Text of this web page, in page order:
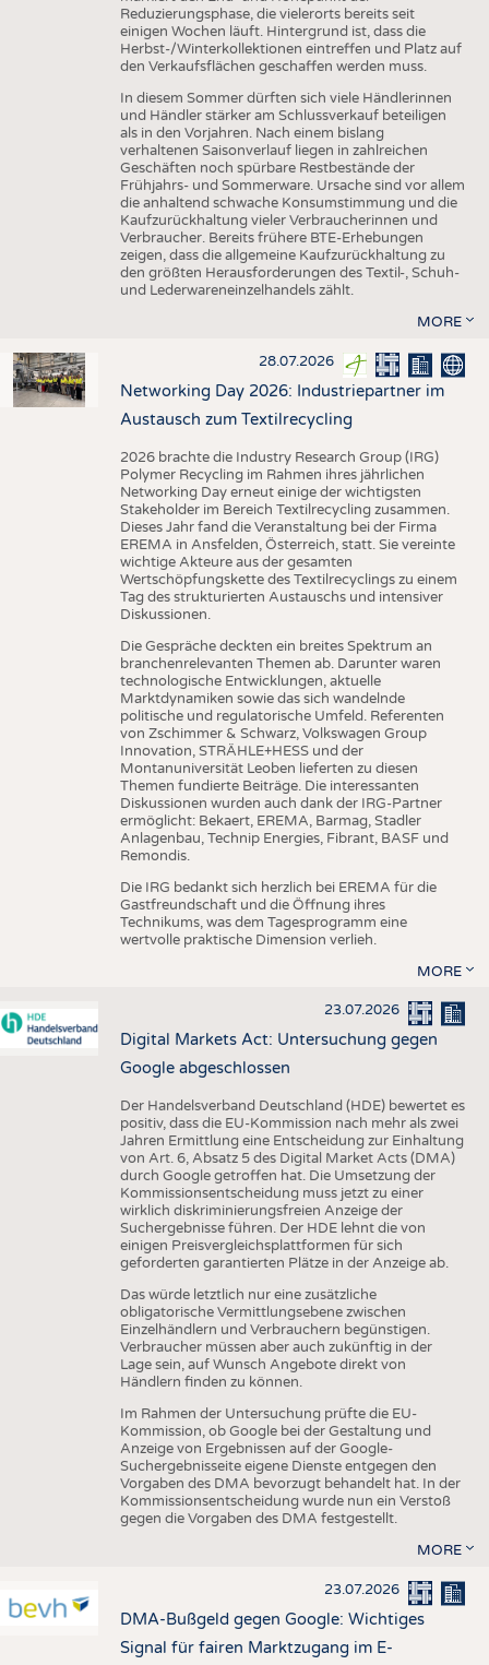
Reduzierungsphase, die vielerorts bereits seit
einigen Wochen läuft. Hintergrund ist, dass die
Herbst-/Winterkollektionen eintreffen und Platz auf
den Verkaufsflächen geschaffen werden muss.
In diesem Sommer dürften sich viele Händlerinnen
und Händler stärker am Schlussverkauf beteiligen
als in den Vorjahren. Nach einem bislang
verhaltenen Saisonverlauf liegen in zahlreichen
Geschäften noch spürbare Restbestände der
Frühjahrs- und Sommerware. Ursache sind vor allem
die anhaltend schwache Konsumstimmung und die
Kaufzurückhaltung vieler Verbraucherinnen und
Verbraucher. Bereits frühere BTE-Erhebungen
zeigen, dass die allgemeine Kaufzurückhaltung zu
den größten Herausforderungen des Textil-, Schuh-
und Lederwareneinzelhandels zählt.
MORE
28.07.2026
Networking Day 2026: Industriepartner im
Austausch zum Textilrecycling
2026 brachte die Industry Research Group (IRG)
Polymer Recycling im Rahmen ihres jährlichen
Networking Day erneut einige der wichtigsten
Stakeholder im Bereich Textilrecycling zusammen.
Dieses Jahr fand die Veranstaltung bei der Firma
EREMA in Ansfelden, Österreich, statt. Sie vereinte
wichtige Akteure aus der gesamten
Wertschöpfungskette des Textilrecyclings zu einem
Tag des strukturierten Austauschs und intensiver
Diskussionen.
Die Gespräche deckten ein breites Spektrum an
branchenrelevanten Themen ab. Darunter waren
technologische Entwicklungen, aktuelle
Marktdynamiken sowie das sich wandelnde
politische und regulatorische Umfeld. Referenten
von Zschimmer & Schwarz, Volkswagen Group
Innovation, STRÄHLE+HESS und der
Montanuniversität Leoben lieferten zu diesen
Themen fundierte Beiträge. Die interessanten
Diskussionen wurden auch dank der IRG-Partner
ermöglicht: Bekaert, EREMA, Barmag, Stadler
Anlagenbau, Technip Energies, Fibrant, BASF und
Remondis.
Die IRG bedankt sich herzlich bei EREMA für die
Gastfreundschaft und die Öffnung ihres
Technikums, was dem Tagesprogramm eine
wertvolle praktische Dimension verlieh.
MORE
23.07.2026
Digital Markets Act: Untersuchung gegen
Google abgeschlossen
Der Handelsverband Deutschland (HDE) bewertet es
positiv, dass die EU-Kommission nach mehr als zwei
Jahren Ermittlung eine Entscheidung zur Einhaltung
von Art. 6, Absatz 5 des Digital Market Acts (DMA)
durch Google getroffen hat. Die Umsetzung der
Kommissionsentscheidung muss jetzt zu einer
wirklich diskriminierungsfreien Anzeige der
Suchergebnisse führen. Der HDE lehnt die von
einigen Preisvergleichsplattformen für sich
geforderten garantierten Plätze in der Anzeige ab.
Das würde letztlich nur eine zusätzliche
obligatorische Vermittlungsebene zwischen
Einzelhändlern und Verbrauchern begünstigen.
Verbraucher müssen aber auch zukünftig in der
Lage sein, auf Wunsch Angebote direkt von
Händlern finden zu können.
Im Rahmen der Untersuchung prüfte die EU-
Kommission, ob Google bei der Gestaltung und
Anzeige von Ergebnissen auf der Google-
Suchergebnisseite eigene Dienste entgegen den
Vorgaben des DMA bevorzugt behandelt hat. In der
Kommissionsentscheidung wurde nun ein Verstoß
gegen die Vorgaben des DMA festgestellt.
MORE
23.07.2026
DMA-Bußgeld gegen Google: Wichtiges
Signal für fairen Marktzugang im E-